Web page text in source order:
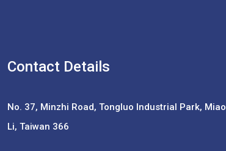
Contact Details
No. 37, Minzhi Road, Tongluo Industrial Park, Miao
Li, Taiwan 366